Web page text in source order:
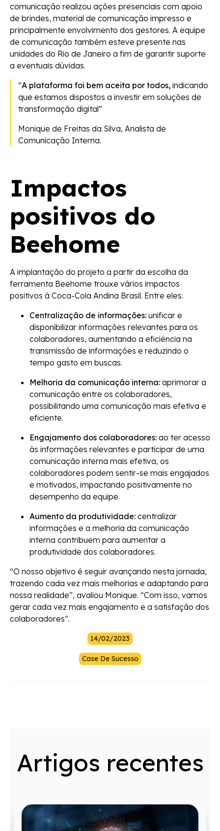
comunicação realizou ações presenciais com apoio
de brindes, material de comunicação impresso e
principalmente envolvimento dos gestores. A equipe
de comunicação também esteve presente nas
unidades do Rio de Janeiro a fim de garantir suporte
a eventuais dúvidas.
“A plataforma foi bem aceita por todos, indicando
que estamos dispostos a investir em soluções de
transformação digital”
Monique de Freitas da Silva, Analista de
Comunicação Interna.
Impactos
positivos do
Beehome
A implantação do projeto a partir da escolha da
ferramenta Beehome trouxe vários impactos
positivos à Coca-Cola Andina Brasil. Entre eles:
Centralização de informações: unificar e
disponibilizar informações relevantes para os
colaboradores, aumentando a eficiência na
transmissão de informações e reduzindo o
tempo gasto em buscas.
Melhoria da comunicação interna: aprimorar a
comunicação entre os colaboradores,
possibilitando uma comunicação mais efetiva e
eficiente.
Engajamento dos colaboradores: ao ter acesso
às informações relevantes e participar de uma
comunicação interna mais efetiva, os
colaboradores podem sentir-se mais engajados
e motivados, impactando positivamente no
desempenho da equipe.
Aumento da produtividade: centralizar
informações e a melhoria da comunicação
interna contribuem para aumentar a
produtividade dos colaboradores.
“O nosso objetivo é seguir avançando nesta jornada,
trazendo cada vez mais melhorias e adaptando para
nossa realidade”, avaliou Monique. “Com isso, vamos
gerar cada vez mais engajamento e a satisfação dos
colaboradores”.
14/02/2023
Case De Sucesso
Artigos recentes